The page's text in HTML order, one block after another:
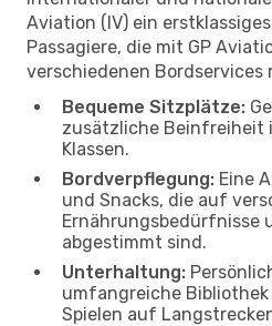
Aviation (IV) ein
Passagiere, die mit GP
verschiedenen Bordservices
Bequeme Sitzplätze:
zusätzliche Beinfreiheit
Klassen.
Bordverpflegung: Eine
und Snacks, die auf
Ernährungsbedürfnisse
abgestimmt sind.
Unterhaltung:
umfangreiche Bibliothek
Spielen auf